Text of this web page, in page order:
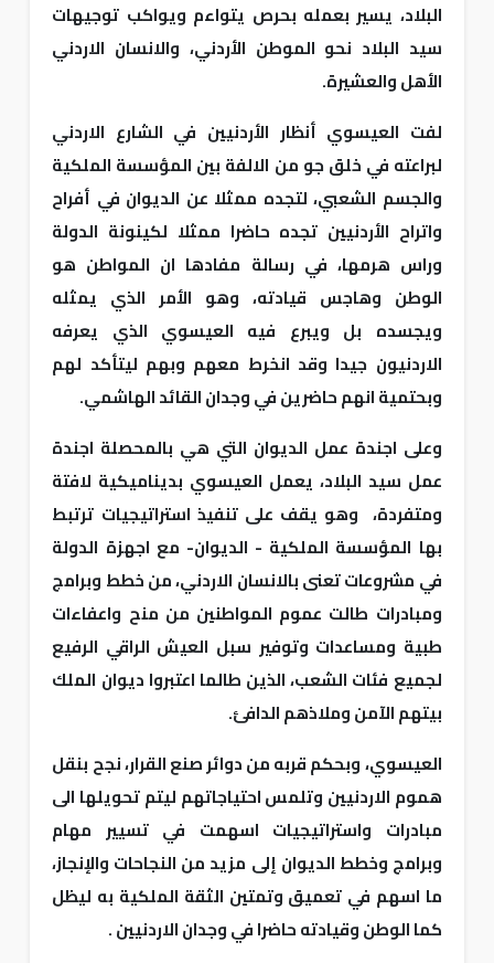
البلاد، يسير بعمله بحرص يتواءم ويواكب توجيهات
سيد البلاد نحو الموطن الأردني، والانسان الاردني
الأهل والعشيرة.
لفت العيسوي أنظار الأردنيين في الشارع الاردني
لبراعته في خلق جو من الالفة بين المؤسسة الملكية
والجسم الشعبي، لتجده ممثلا عن الديوان في أفراح
واتراح الأردنيين تجده حاضرا ممثلا لكينونة الدولة
وراس هرمها، في رسالة مفادها ان المواطن هو
الوطن وهاجس قيادته، وهو الأمر الذي يمثله
ويجسده بل ويبرع فيه العيسوي الذي يعرفه
الاردنيون جيدا وقد انخرط معهم وبهم ليتأكد لهم
وبحتمية انهم حاضرين في وجدان القائد الهاشمي.
وعلى اجندة عمل الديوان التي هي بالمحصلة اجندة
عمل سيد البلاد، يعمل العيسوي بديناميكية لافتة
ومتفردة، وهو يقف على تنفيذ استراتيجيات ترتبط
بها المؤسسة الملكية - الديوان- مع اجهزة الدولة
في مشروعات تعنى بالانسان الاردني، من خطط وبرامج
ومبادرات طالت عموم المواطنين من منح واعفاءات
طبية ومساعدات وتوفير سبل العيش الراقي الرفيع
لجميع فئات الشعب، الذين طالما اعتبروا ديوان الملك
بيتهم الآمن وملاذهم الدافئ.
العيسوي، وبحكم قربه من دوائر صنع القرار، نجح بنقل
هموم الاردنيين وتلمس احتياجاتهم ليتم تحويلها الى
مبادرات واستراتيجيات اسهمت في تسيير مهام
وبرامج وخطط الديوان إلى مزيد من النجاحات والإنجاز،
ما اسهم في تعميق وتمتين الثقة الملكية به ليظل
كما الوطن وقيادته حاضرا في وجدان الاردنيين .